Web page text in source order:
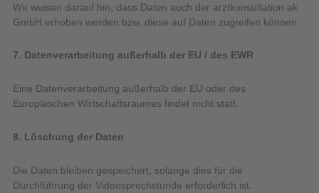
Wir weisen darauf hin, dass Daten auch der arztkonsultation ak
GmbH erhoben werden bzw. diese auf Daten zugreifen können.
7. Datenverarbeitung außerhalb der EU / des EWR
Eine Datenverarbeitung außerhalb der EU oder des
Europäischen Wirtschaftsraumes findet nicht statt.
8. Löschung der Daten
Die Daten bleiben gespeichert, solange dies für die
Durchführung der Videosprechstunde erforderlich ist.